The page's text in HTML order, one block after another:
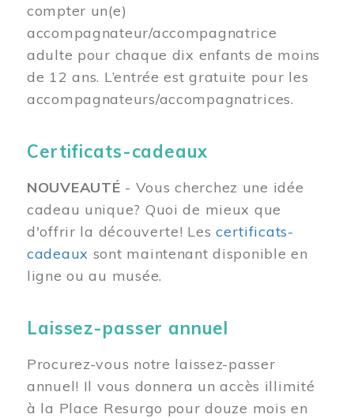
compter un(e)
accompagnateur/accompagnatrice
adulte pour chaque dix enfants de moins
de 12 ans. L’entrée est gratuite pour les
accompagnateurs/accompagnatrices.
Certificats-cadeaux
NOUVEAUTÉ - Vous cherchez une idée
cadeau unique? Quoi de mieux que
d'offrir la découverte! Lescertificats-
cadeaux sont maintenant disponible en
ligne ou au musée.
Laissez-passer annuel
Procurez-vous notre laissez-passer
annuel! Il vous donnera un accès illimité
à la Place Resurgo pour douze mois en